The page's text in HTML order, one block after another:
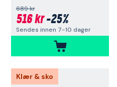
689 kr
516 kr-25%
Sendes innen 7-10 dager
Klær & sko